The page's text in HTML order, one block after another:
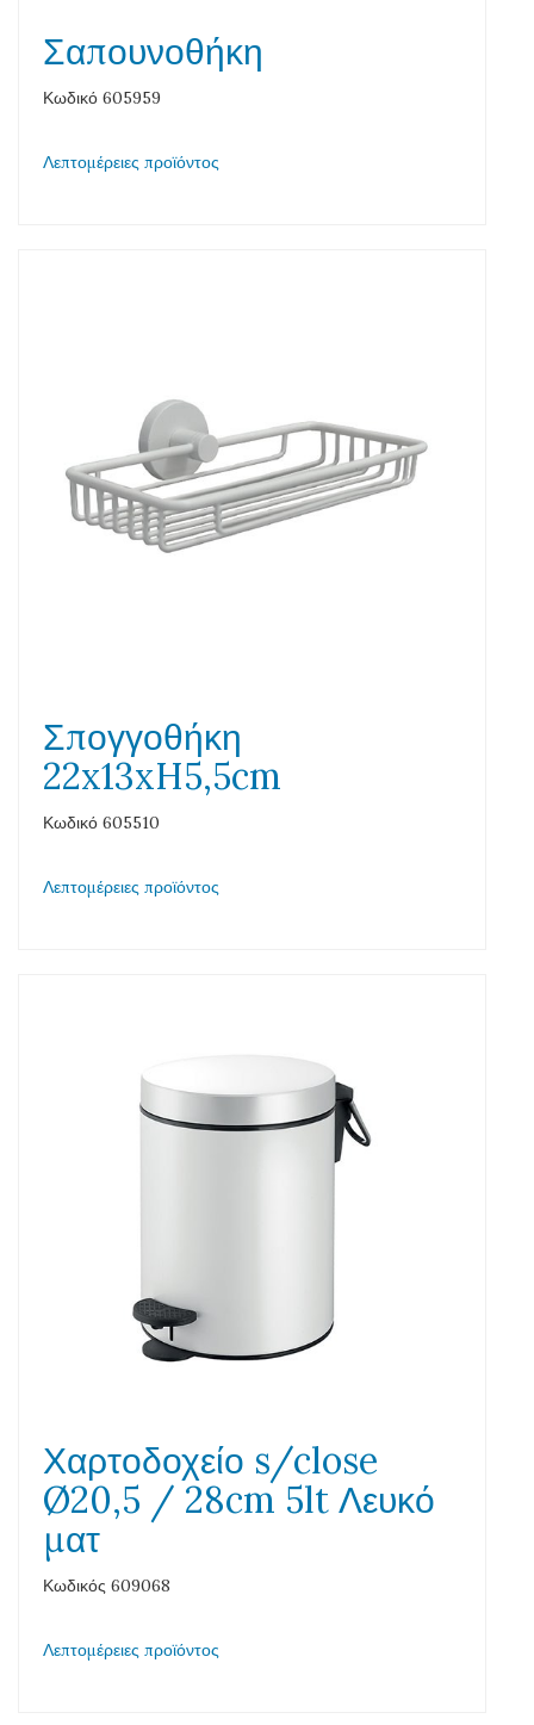
Σαπουνοθήκη
Κωδικό 605959
Λεπτομέρειες προϊόντος
Σπογγοθήκη
22x13xH5,5cm
Κωδικό 605510
Λεπτομέρειες προϊόντος
Χαρτοδοχείο s/close
Ø20,5 / 28cm 5lt Λευκό
ματ
Κωδικός 609068
Λεπτομέρειες προϊόντος